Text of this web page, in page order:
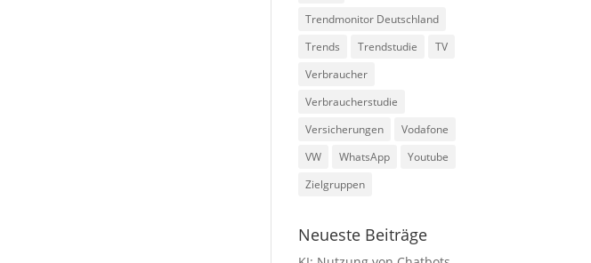
Trendmonitor Deutschland
Trends
Trendstudie
TV
Verbraucher
Verbraucherstudie
Versicherungen
Vodafone
VW
WhatsApp
Youtube
Zielgruppen
Neueste Beiträge